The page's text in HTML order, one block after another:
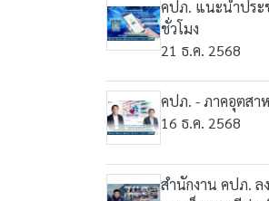
คปภ. แนะนำประ
ชั่วโมง
21 ธ.ค. 2568
คปภ. - ภาคอุตสา
16 ธ.ค. 2568
สำนักงาน คปภ. ล